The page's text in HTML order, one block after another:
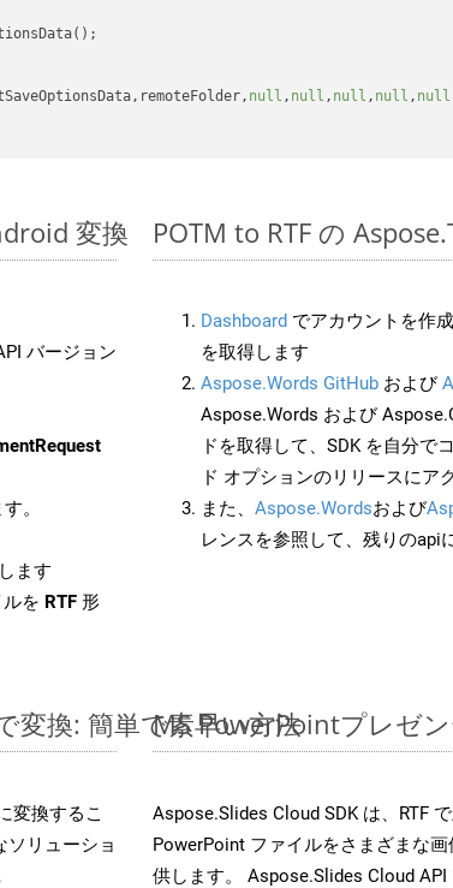
null , null , null , null , null
変換
バージョン
。
ます
を RTF 形
POTM to RTF の
Dashboard でアカウントを作
を取得します
Aspose.Words GitHub および
Aspose.Words および
ドを取得して、SDK を自分で
ド オプションのリリースにア
また、 Aspose.Wordsおよび
レンスを参照して、残りのapi
変換: 簡単で素早い方法
変換するこ
ソリューショ
MS PowerPointプレゼ
Aspose.Slides Cloud SDK は、RTF
PowerPoint ファイルをさまざまな
供します。 Aspose.Slides Cloud